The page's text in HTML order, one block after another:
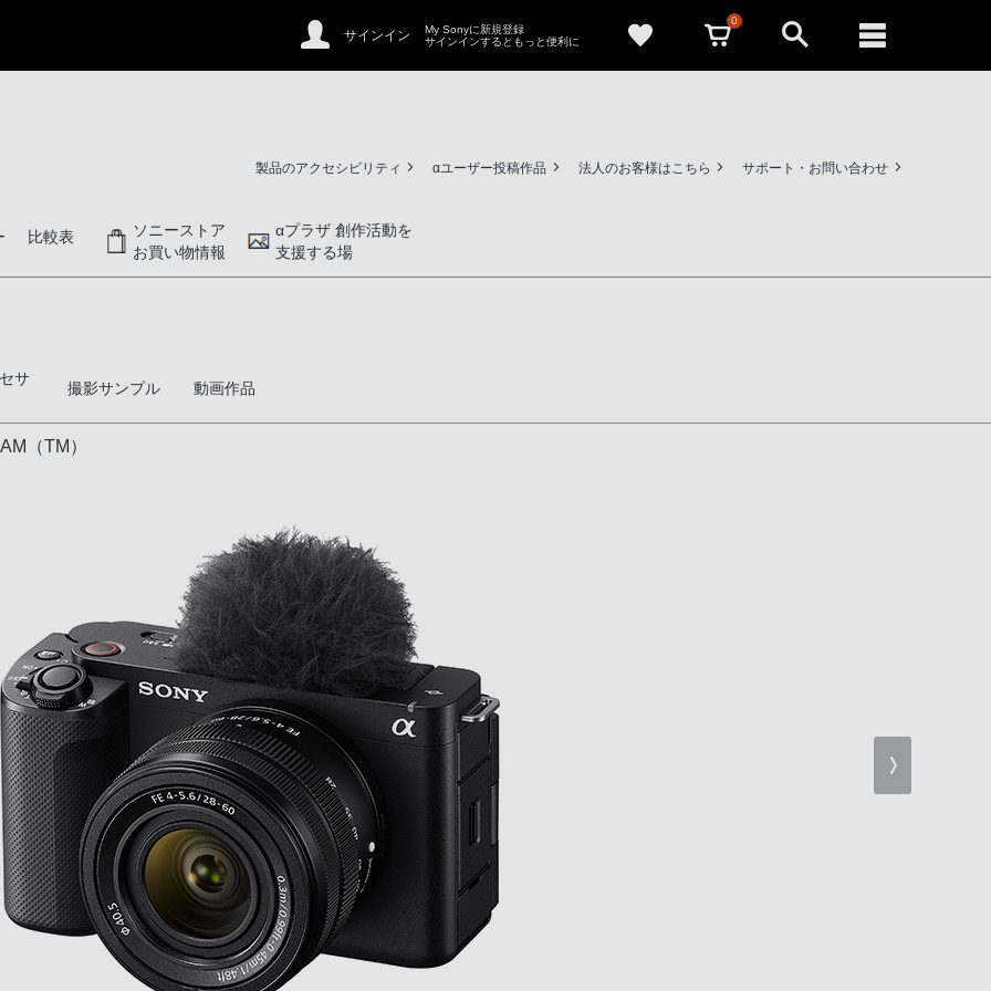
サインイン
My Sonyに新規登録
サインインするともっと便利に
0
製品のアクセシビリティ αユーザー投稿作品 法人のお客様はこちら サポート・お問い合わせ
比較表
ソニーストア
お買い物情報
αプラザ 創作活動を
支援する場
サ
撮影サンプル 動画作品
（TM）